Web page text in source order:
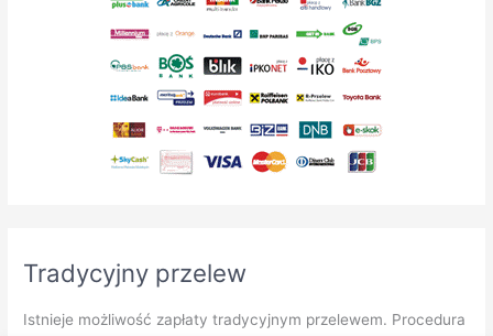
Tradycyjny przelew
Istnieje możliwość zapłaty tradycyjnym przelewem. Procedura